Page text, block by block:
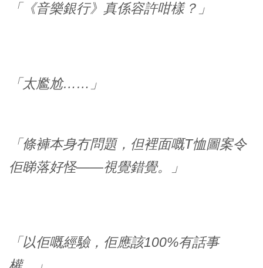
「《音樂銀行》真係容許咁樣？」
「太尷尬……」
「條褲本身冇問題，但裡面嘅T恤圖案令
佢睇落好怪——視覺錯覺。」
「以佢嘅經驗，佢應該100%有話事